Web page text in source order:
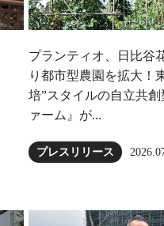
プランティオ、日比谷
り都市型農園を拡大！
培”スタイルの自立共
ァーム』が...
プレスリリース